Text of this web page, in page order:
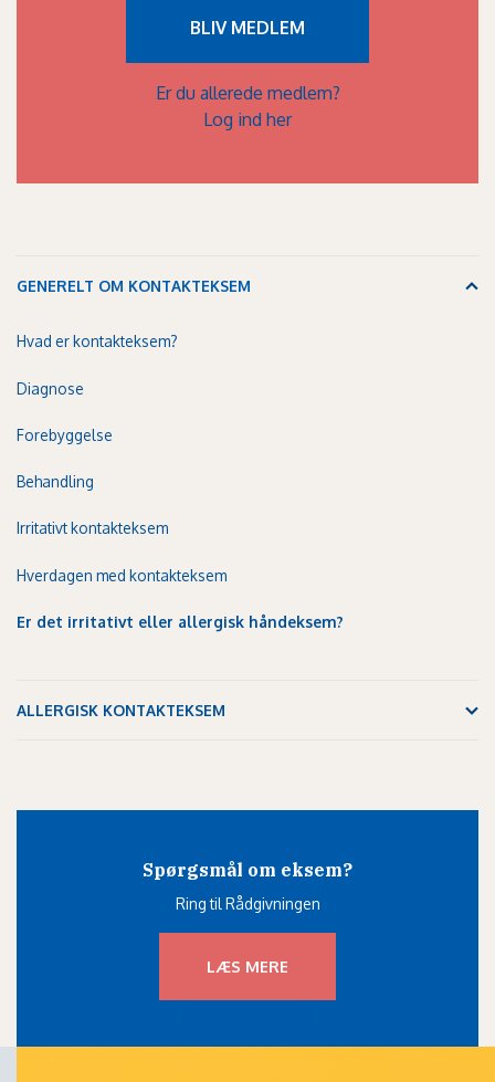
BLIV MEDLEM
Er du allerede medlem?
Log ind her
GENERELT OM KONTAKTEKSEM
Hvad er kontakteksem?
Diagnose
Forebyggelse
Behandling
Irritativt kontakteksem
Hverdagen med kontakteksem
Er det irritativt eller allergisk håndeksem?
ALLERGISK KONTAKTEKSEM
Spørgsmål om eksem?
Ring til Rådgivningen
LÆS MERE